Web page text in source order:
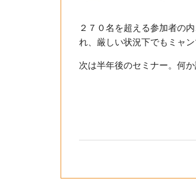
２７０名を超える参加者の
れ、厳しい状況下でもミャ
次は半年後のセミナー。何